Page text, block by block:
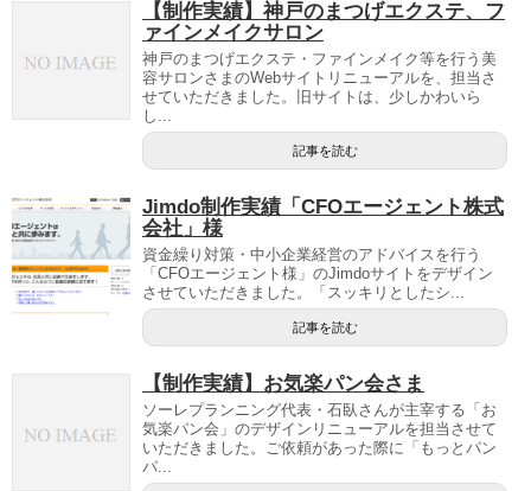
【制作実績】神戸のまつげエクステ、フ
ァインメイクサロン
神戸のまつげエクステ・ファインメイク等を行う美
容サロンさまのWebサイトリニューアルを、担当さ
せていただきました。旧サイトは、少しかわいら
し...
記事を読む
Jimdo制作実績「CFOエージェント株式
会社」様
資金繰り対策・中小企業経営のアドバイスを行う
「CFOエージェント様」のJimdoサイトをデザイン
させていただきました。「スッキリとしたシ...
記事を読む
【制作実績】お気楽パン会さま
ソーレプランニング代表・石臥さんが主宰する「お
気楽パン会」のデザインリニューアルを担当させて
いただきました。ご依頼があった際に「もっとパン
パ...